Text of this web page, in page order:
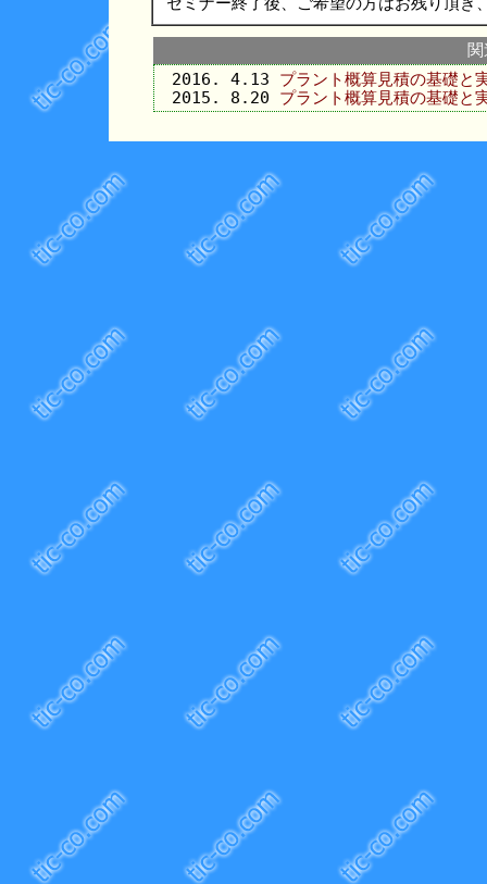
2016. 4.13 プラント概算見積の基礎と
2015. 8.20 プラント概算見積の基礎と